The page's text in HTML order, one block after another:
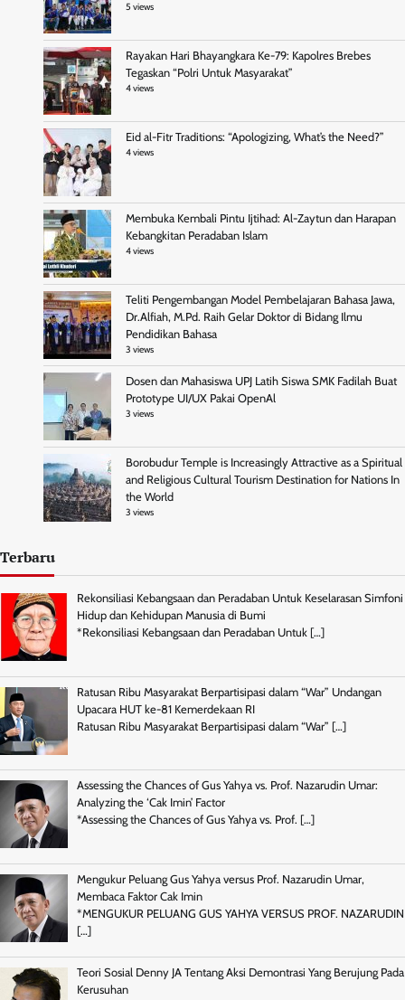
5 views
Rayakan Hari Bhayangkara Ke-79: Kapolres Brebes
Tegaskan “Polri Untuk Masyarakat”
4 views
Eid al-Fitr Traditions: “Apologizing, What’s the Need?”
4 views
Membuka Kembali Pintu Ijtihad: Al-Zaytun dan Harapan
Kebangkitan Peradaban Islam
4 views
Teliti Pengembangan Model Pembelajaran Bahasa Jawa,
Dr.Alfiah, M.Pd. Raih Gelar Doktor di Bidang Ilmu
Pendidikan Bahasa
3 views
Dosen dan Mahasiswa UPJ Latih Siswa SMK Fadilah Buat
Prototype UI/UX Pakai OpenAl
3 views
Borobudur Temple is Increasingly Attractive as a Spiritual
and Religious Cultural Tourism Destination for Nations In
the World
3 views
Terbaru
Rekonsiliasi Kebangsaan dan Peradaban Untuk Keselarasan Simfoni
Hidup dan Kehidupan Manusia di Bumi
*Rekonsiliasi Kebangsaan dan Peradaban Untuk […]
Ratusan Ribu Masyarakat Berpartisipasi dalam “War” Undangan
Upacara HUT ke-81 Kemerdekaan RI
Ratusan Ribu Masyarakat Berpartisipasi dalam “War” […]
Assessing the Chances of Gus Yahya vs. Prof. Nazarudin Umar:
Analyzing the ‘Cak Imin’ Factor
*Assessing the Chances of Gus Yahya vs. Prof. […]
Mengukur Peluang Gus Yahya versus Prof. Nazarudin Umar,
Membaca Faktor Cak Imin
*MENGUKUR PELUANG GUS YAHYA VERSUS PROF. NAZARUDIN
[…]
Teori Sosial Denny JA Tentang Aksi Demontrasi Yang Berujung Pada
Kerusuhan